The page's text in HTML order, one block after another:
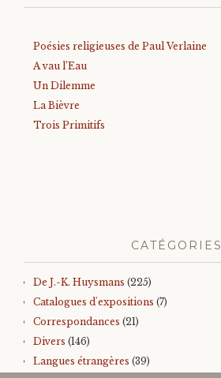
Poésies religieuses de Paul Verlaine
A vau l’Eau
Un Dilemme
La Bièvre
Trois Primitifs
CATÉGORIES
De J.-K. Huysmans (225)
Catalogues d'expositions (7)
Correspondances (21)
Divers (146)
Langues étrangères (39)